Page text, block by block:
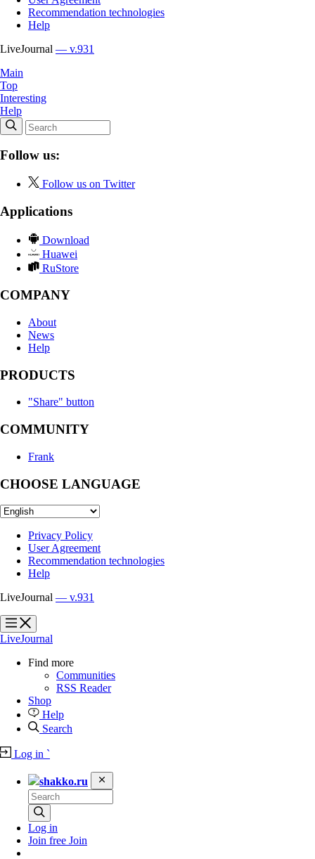
Recommendation technologies
Help
LiveJournal — v.931
Main
Top
Interesting
Help
Follow us:
Follow us on Twitter
Applications
Download
Huawei
RuStore
COMPANY
About
News
Help
PRODUCTS
"Share" button
COMMUNITY
Frank
CHOOSE LANGUAGE
Privacy Policy
User Agreement
Recommendation technologies
Help
LiveJournal — v.931
?
?
LiveJournal
Find more
Communities
RSS Reader
Shop
Help
Search
Log in `
shakko.ru
Log in
Join free Join